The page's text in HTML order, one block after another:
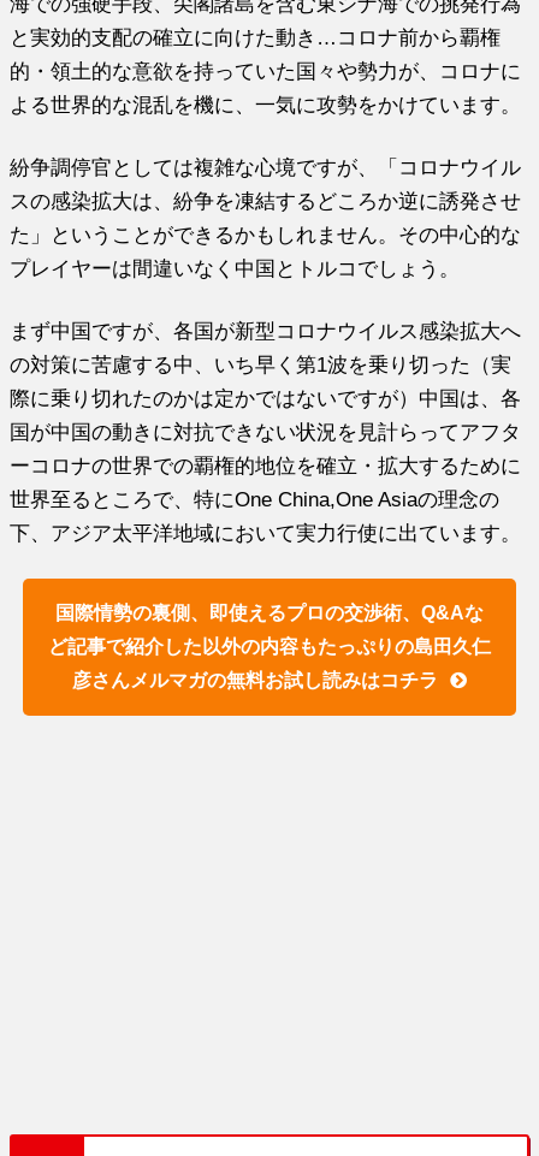
と実効的支配の確立に向けた動き…コロナ前から覇権
的・領土的な意欲を持っていた国々や勢力が、コロナに
よる世界的な混乱を機に、一気に攻勢をかけています。
紛争調停官としては複雑な心境ですが、「コロナウイル
スの感染拡大は、紛争を凍結するどころか逆に誘発させ
た」ということができるかもしれません。その中心的な
プレイヤーは間違いなく中国とトルコでしょう。
まず中国ですが、各国が新型コロナウイルス感染拡大へ
の対策に苦慮する中、いち早く第1波を乗り切った（実
際に乗り切れたのかは定かではないですが）中国は、各
国が中国の動きに対抗できない状況を見計らってアフタ
ーコロナの世界での覇権的地位を確立・拡大するために
世界至るところで、特にOne China,One Asiaの理念の
下、アジア太平洋地域において実力行使に出ています。
国際情勢の裏側、即使えるプロの交渉術、Q&Aな
ど記事で紹介した以外の内容もたっぷりの島田久仁
彦さんメルマガの無料お試し読みはコチラ